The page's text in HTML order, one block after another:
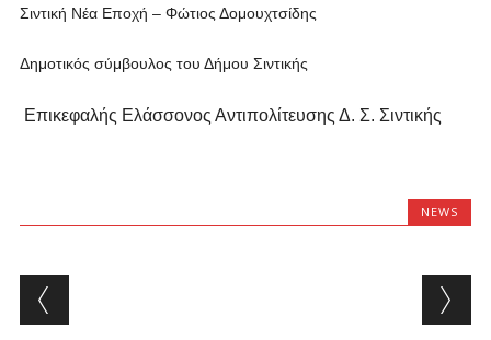
Σιντική Νέα Εποχή – Φώτιος Δομουχτσίδης
Δημοτικός σύμβουλος του Δήμου Σιντικής
Επικεφαλής Ελάσσονος Αντιπολίτευσης Δ. Σ. Σιντικής
NEWS
Post navigation